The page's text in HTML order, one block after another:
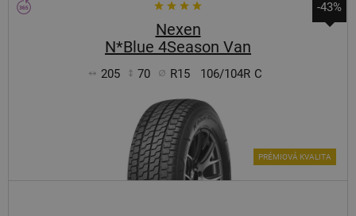
-43%
Nexen
N*Blue 4Season Van
205 70 R15 106/104R C
PRÉMIOVÁ KVALITA